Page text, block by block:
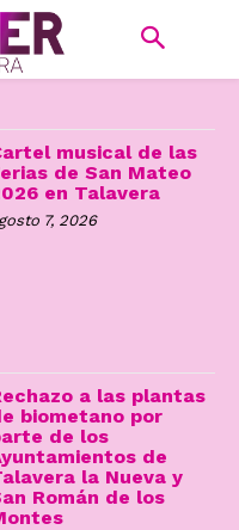
musical de las
de San Mateo
en Talavera
7, 2026
a las plantas
biometano por
de los
de
la Nueva y
Román de los